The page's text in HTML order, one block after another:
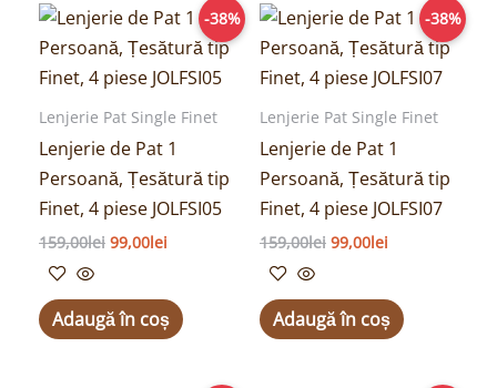
-38%
Lenjerie Pat Single Finet
Lenjerie de Pat 1
Persoană, Țesătură tip
Finet, 4 piese JOLFSI05
159,00lei
Prețul
inițial
a
fost:
159,00lei.
99,00lei
Prețul
curent
este:
99,00lei.
Adaugă în coș
-38%
Lenjerie Pat Single Finet
Lenjerie de Pat 1
Persoană, Țesătură tip
Finet, 4 piese JOLFSI07
159,00lei
Prețul
inițial
a
fost:
159,00lei.
99,00lei
Prețul
curent
este:
99,00lei.
Adaugă în coș